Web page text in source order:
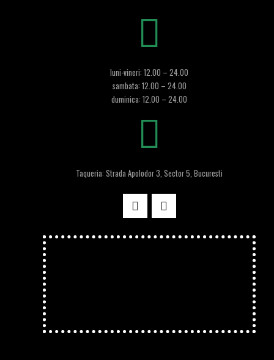
luni-vineri: 12.00 – 24.00
sambata: 12.00 – 24.00
duminica: 12.00 – 24.00
Taqueria: Strada Apolodor 3, Sector 5, Bucuresti